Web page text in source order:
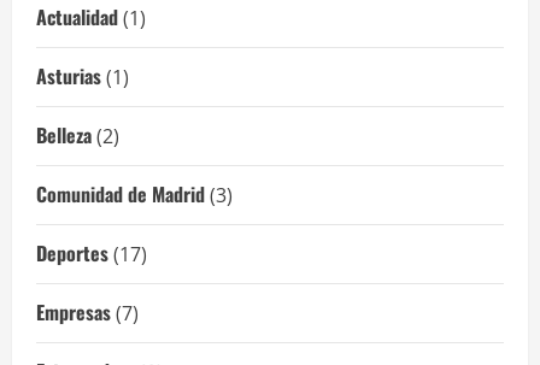
Actualidad(1)
Asturias(1)
Belleza(2)
Comunidad de Madrid(3)
Deportes(17)
Empresas(7)